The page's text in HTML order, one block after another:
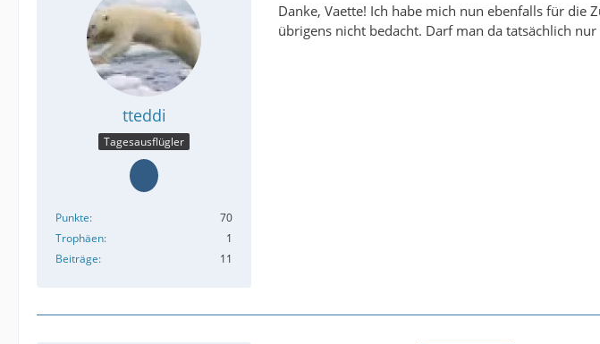
tteddi
Tagesausflügler
Punkte
70
Trophäen
1
Beiträge
11
Danke, Vaette! Ich habe mich nun ebenfalls für die
übrigens nicht bedacht. Darf man da tatsächlich